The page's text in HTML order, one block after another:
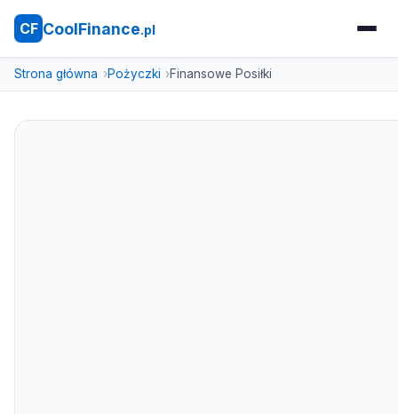
CF CoolFinance.pl
Strona główna Pożyczki Finansowe Posiłki